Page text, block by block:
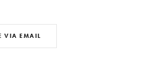
VIA EMAIL